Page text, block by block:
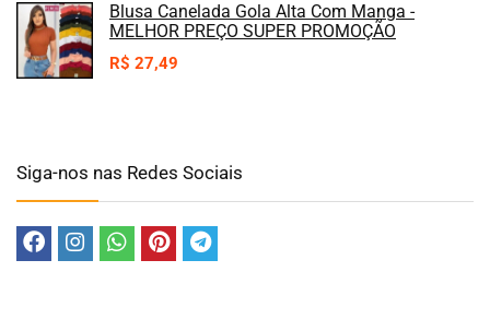
Blusa Canelada Gola Alta Com Manga -
MELHOR PREÇO SUPER PROMOÇÃO
R$ 27,49
Siga-nos nas Redes Sociais